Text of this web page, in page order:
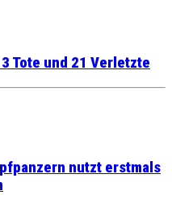
Tote und 21 Verletzte
nutzt erstmals